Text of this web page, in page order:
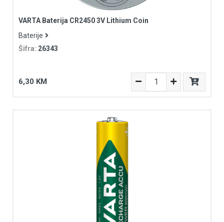
VARTA Baterija CR2450 3V Lithium Coin
Baterije
Šifra: 26343
6,30 KM